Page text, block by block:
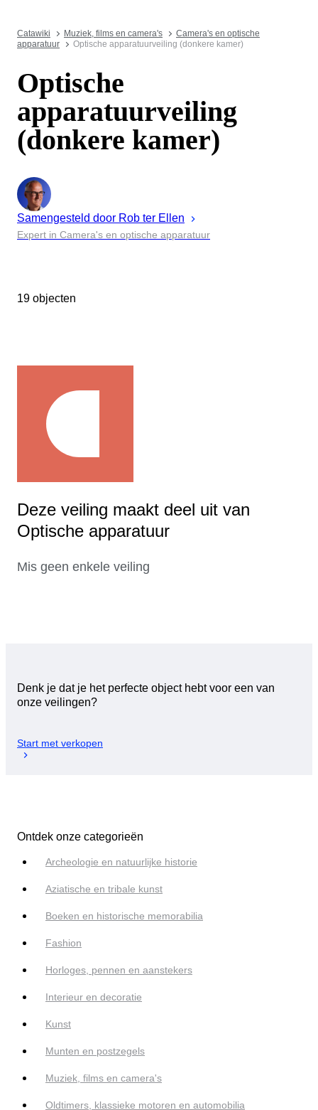
Catawiki Muziek, films en camera's
Camera's en optische
apparatuur
Optische apparatuurveiling (donkere kamer)
Optische
apparatuurveiling
(donkere kamer)
Samengesteld door Rob ter Ellen
Expert in Camera's en optische apparatuur
19 objecten
Deze veiling maakt deel uit van
Optische apparatuur
Mis geen enkele veiling
Denk je dat je het perfecte object hebt voor een van
onze veilingen?
Start met verkopen
Ontdek onze categorieën
Archeologie en natuurlijke historie
Aziatische en tribale kunst
Boeken en historische memorabilia
Fashion
Horloges, pennen en aanstekers
Interieur en decoratie
Kunst
Munten en postzegels
Muziek, films en camera's
Oldtimers, klassieke motoren en automobilia